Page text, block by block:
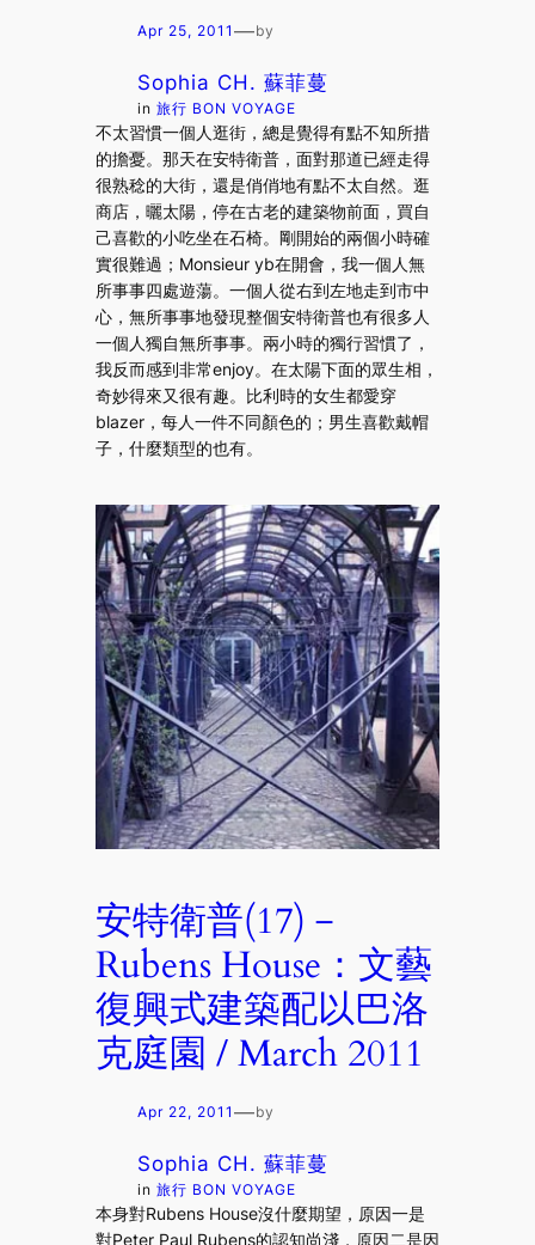
Apr 25, 2011—by
Sophia CH. 蘇菲蔓
in旅行 BON VOYAGE
不太習慣一個人逛街，總是覺得有點不知所措
的擔憂。那天在安特衛普，面對那道已經走得
很熟稔的大街，還是俏俏地有點不太自然。逛
商店，曬太陽，停在古老的建築物前面，買自
己喜歡的小吃坐在石椅。剛開始的兩個小時確
實很難過；Monsieur yb在開會，我一個人無
所事事四處遊蕩。一個人從右到左地走到市中
心，無所事事地發現整個安特衛普也有很多人
一個人獨自無所事事。兩小時的獨行習慣了，
我反而感到非常enjoy。在太陽下面的眾生相，
奇妙得來又很有趣。比利時的女生都愛穿
blazer，每人一件不同顏色的；男生喜歡戴帽
子，什麼類型的也有。
安特衛普(17)－
Rubens House：文藝
復興式建築配以巴洛
克庭園 / March 2011
Apr 22, 2011—by
Sophia CH. 蘇菲蔓
in旅行 BON VOYAGE
本身對Rubens House沒什麼期望，原因一是
對Peter Paul Rubens的認知尚淺，原因二是因